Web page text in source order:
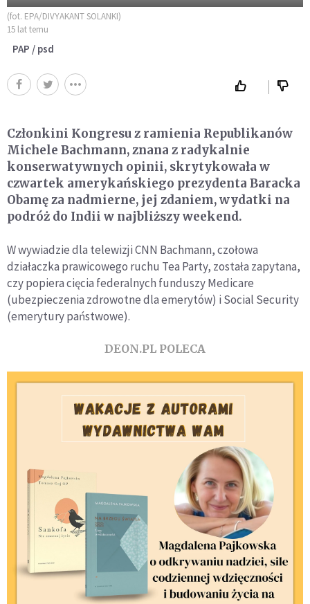
(fot. EPA/DIVYAKANT SOLANKI)
15 lat temu
PAP / psd
Członkini Kongresu z ramienia Republikanów
Michele Bachmann, znana z radykalnie
konserwatywnych opinii, skrytykowała w
czwartek amerykańskiego prezydenta Baracka
Obamę za nadmierne, jej zdaniem, wydatki na
podróż do Indii w najbliższy weekend.
W wywiadzie dla telewizji CNN Bachmann, czołowa
działaczka prawicowego ruchu Tea Party, została zapytana,
czy popiera cięcia federalnych funduszy Medicare
(ubezpieczenia zdrowotne dla emerytów) i Social Security
(emerytury państwowe).
DEON.PL POLECA